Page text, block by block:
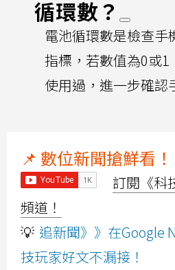
循環數？
電池循環數是檢查手
指標，若數值為0或
使用過，進一步確認
📌 數位新聞搶鮮看！
訂閱《科
頻道！
💡 追新聞》》在Google
技玩家好文不漏接！